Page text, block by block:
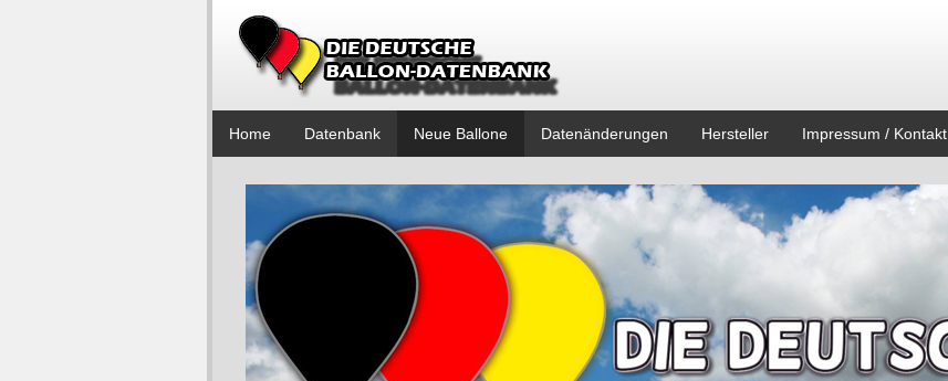
Home Datenbank Neue Ballone Datenänderungen Hersteller Impressum / Kontakt